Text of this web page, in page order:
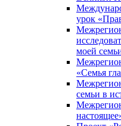
урок
моей
«Семья
семьи в